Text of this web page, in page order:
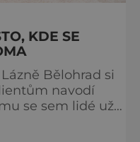
KDE SE
Bělohrad si
navodí
se sem lidé už
akce.